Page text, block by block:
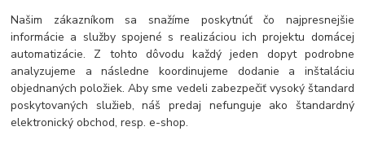
Našim zákazníkom sa snažíme poskytnúť čo najpresnejšie
informácie a služby spojené s realizáciou ich projektu domácej
automatizácie. Z tohto dôvodu každý jeden dopyt podrobne
analyzujeme a následne koordinujeme dodanie a inštaláciu
objednaných položiek. Aby sme vedeli zabezpečiť vysoký štandard
poskytovaných služieb, náš predaj nefunguje ako štandardný
elektronický obchod, resp. e-shop.